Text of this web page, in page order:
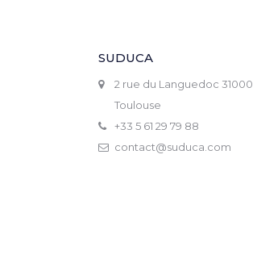
SUDUCA
2 rue du Languedoc 31000
Toulouse
+33 5 61 29 79 88
contact@suduca.com